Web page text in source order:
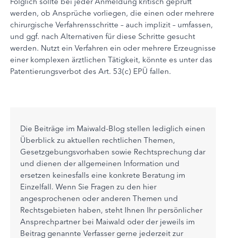
werden, ob Ansprüche vorliegen, die einen oder mehrere
chirurgische Verfahrensschritte – auch implizit – umfassen,
und ggf. nach Alternativen für diese Schritte gesucht
werden. Nutzt ein Verfahren ein oder mehrere Erzeugnisse
einer komplexen ärztlichen Tätigkeit, könnte es unter das
Patentierungsverbot des Art. 53(c) EPÜ fallen.
Die Beiträge im Maiwald-Blog stellen lediglich einen
Überblick zu aktuellen rechtlichen Themen,
Gesetzgebungsvorhaben sowie Rechtsprechung dar
und dienen der allgemeinen Information und
ersetzen keinesfalls eine konkrete Beratung im
Einzelfall. Wenn Sie Fragen zu den hier
angesprochenen oder anderen Themen und
Rechtsgebieten haben, steht Ihnen Ihr persönlicher
Ansprechpartner bei Maiwald oder der jeweils im
Beitrag genannte Verfasser gerne jederzeit zur